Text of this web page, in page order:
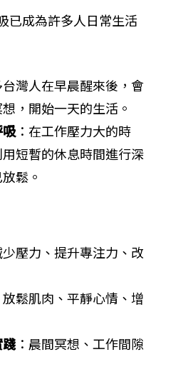
已成為許多人日常生活
台灣人在早晨醒來後，會
，開始一天的生活。
：在工作壓力大的時
短暫的休息時間進行深
鬆。
壓力、提升專注力、改
鬆肌肉、平靜心情、增
：晨間冥想、工作間隙